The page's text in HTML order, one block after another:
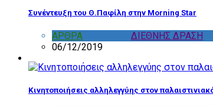
Συνέντευξη του Θ.Παφίλη στην Morning Star
ΑΡΘΡΑ
ΔΙΕΘΝΗΣ ΔΡΑΣΗ
06/12/2019
Κινητοποιήσεις αλληλεγγύης στον